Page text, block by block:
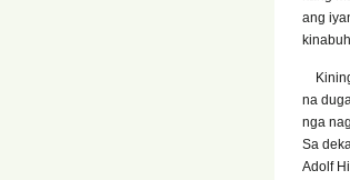
ang
na
nga
Sa
Adolf